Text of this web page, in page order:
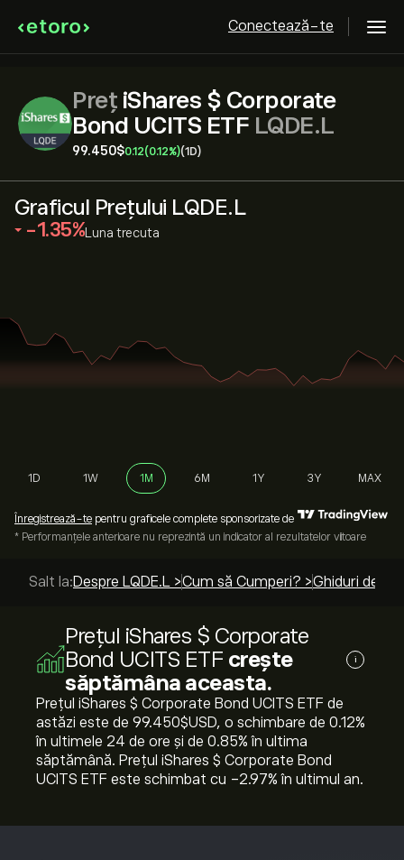
Conectează-te
Preț iShares $ Corporate
Bond UCITS ETF LQDE.L
99.450‎$‎0.12(0.12%)(1D)
Graficul Prețului LQDE.L
‎-1.35‎ Luna trecuta
1D 1W 1M 6M 1Y 3Y MAX
Înregistrează-te pentru graficele complete sponsorizate de
* Performanțele anterioare nu reprezintă un indicator al rezultatelor viitoare
Salt la:Despre LQDE.L >Cum să Cumperi? >Ghiduri de
Prețul iShares $ Corporate
Bond UCITS ETF crește
săptămâna aceasta.
i
Prețul iShares $ Corporate Bond UCITS ETF de
astăzi este de 99.450‎$‎USD, o schimbare de ‎0.12‎%
în ultimele 24 de ore și de ‎0.85‎% în ultima
săptămână. Prețul iShares $ Corporate Bond
UCITS ETF este schimbat cu ‎-2.97‎% în ultimul an.